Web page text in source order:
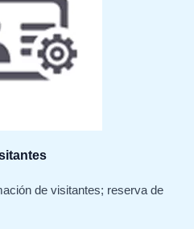
de visitantes; reserva de